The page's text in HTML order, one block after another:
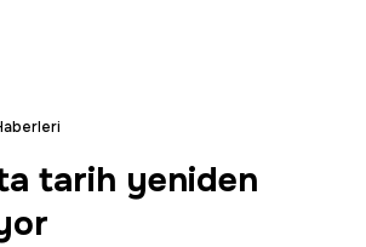
tarih yeniden